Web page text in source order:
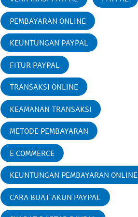
PEMBAYARAN ONLINE
KEUNTUNGAN PAYPAL
FITUR PAYPAL
TRANSAKSI ONLINE
KEAMANAN TRANSAKSI
METODE PEMBAYARAN
E COMMERCE
KEUNTUNGAN PEMBAYARAN ONLINE
CARA BUAT AKUN PAYPAL